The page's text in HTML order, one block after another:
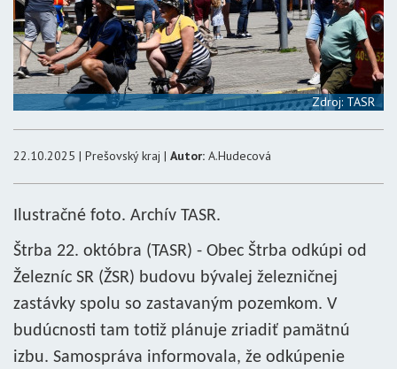
Zdroj: TASR
22.10.2025 | Prešovský kraj | Autor: A.Hudecová
Ilustračné foto. Archív TASR.
Štrba 22. októbra (TASR) - Obec Štrba odkúpi od
Železníc SR (ŽSR) budovu bývalej železničnej
zastávky spolu so zastavaným pozemkom. V
budúcnosti tam totiž plánuje zriadiť pamätnú
izbu. Samospráva informovala, že odkúpenie